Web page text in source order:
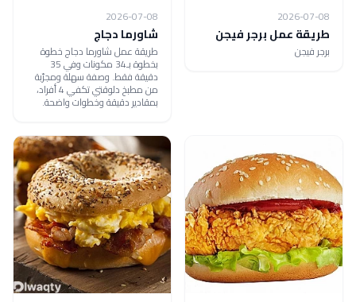
2026-07-08
طريقة عمل برجر فيجن
برجر فيجن
2026-07-08
شاورما دجاج
طريقة عمل شاورما دجاج خطوة
بخطوة بـ34 مكونات وفي 35
دقيقة فقط. وصفة سهلة ومجرّبة
من مطبخ دلوقتي تكفي 4 أفراد،
بمقادير دقيقة وخطوات واضحة.